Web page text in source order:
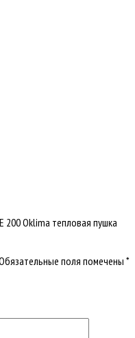
200 Oklima тепловая пушка
поля помечены *